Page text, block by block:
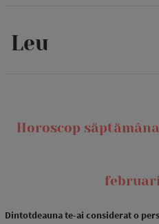
Leu
Horoscop
Dintotdeauna te-ai considerat o